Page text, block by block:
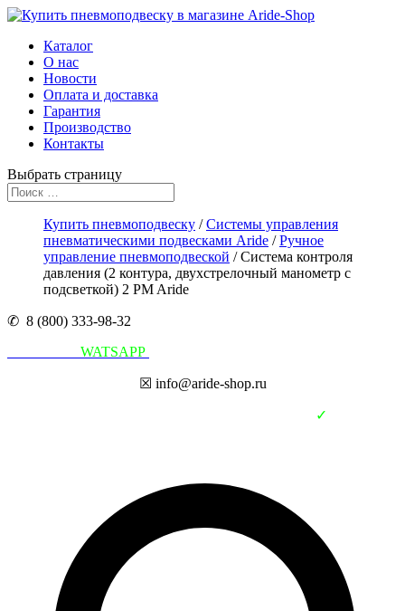
Каталог
О нас
Новости
Оплата и доставка
Гарантия
Производство
Контакты
Выбрать страницу
Купить пневмоподвеску /Системы управления
пневматическими подвесками Aride /Ручное
управление пневмоподвеской / Система контроля
давления (2 контура, двухстрелочный манометр с
подсветкой) 2 PM Aride
✆ 8 (800) 333-98-32
WATSAPP
☒ info@aride-shop.ru
✓